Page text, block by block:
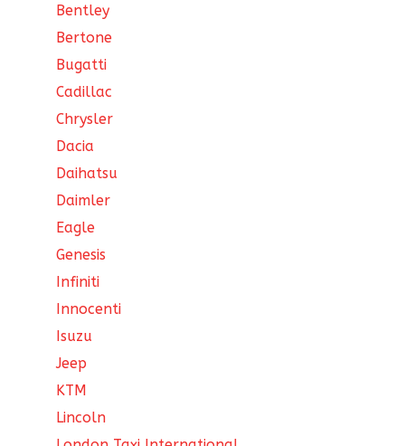
Bentley
Bertone
Bugatti
Cadillac
Chrysler
Dacia
Daihatsu
Daimler
Eagle
Genesis
Infiniti
Innocenti
Isuzu
Jeep
KTM
Lincoln